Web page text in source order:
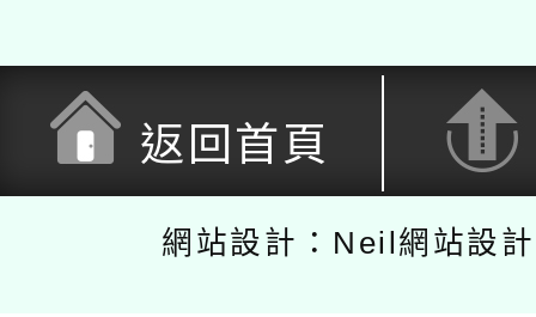
返回首頁
網站設計：Neil網站設